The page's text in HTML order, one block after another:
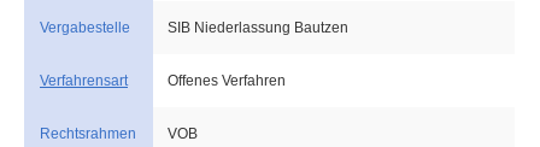
Vergabestelle SIB Niederlassung Bautzen
Verfahrensart Offenes Verfahren
Rechtsrahmen VOB